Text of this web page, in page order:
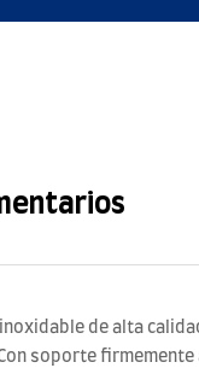
de alta
soporte firmemente